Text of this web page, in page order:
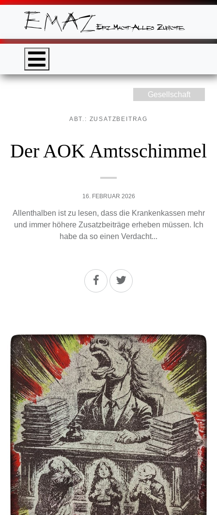
Gesellschaft
ABT.: ZUSATZBEITRAG
Der AOK Amtsschimmel
16. FEBRUAR 2026
Allenthalben ist zu lesen, dass die Krankenkassen mehr
und immer höhere Zusatzbeiträge erheben müssen. Ich
habe da so einen Verdacht...